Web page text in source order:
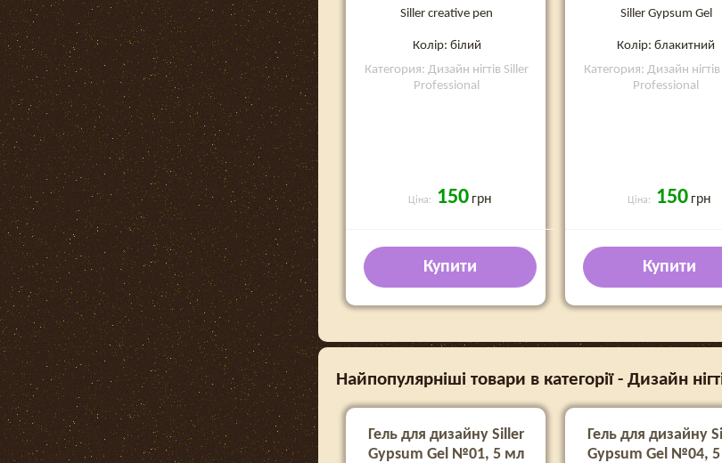
Siller creative pen
Колір: білий
Категория: Дизайн нігтів Siller
Professional
Ціна: 150 грн
Купити
Siller Gypsum Gel
Колір: блакитний
Категория: Дизайн
Professional
Ціна: 150 грн
Купити
Найпопулярніші товари в категорії - Дизайн
Гель для дизайну Siller
Gypsum Gel №01, 5 мл
Гель для дизайну
Gypsum Gel №04,